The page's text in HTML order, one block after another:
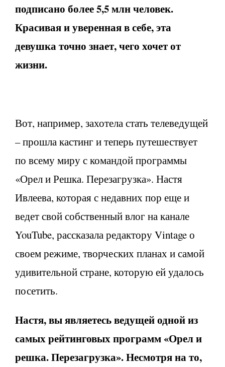
подписано более 5,5 млн человек.
Красивая и уверенная в себе, эта
девушка точно знает, чего хочет от
жизни.
Вот, например, захотела стать телеведущей
– прошла кастинг и теперь путешествует
по всему миру с командой программы
«Орел и Решка. Перезагрузка». Настя
Ивлеева, которая с недавних пор еще и
ведет свой собственный влог на канале
YouTube, рассказала редактору Vintage о
своем режиме, творческих планах и самой
удивительной стране, которую ей удалось
посетить.
Настя, вы являетесь ведущей одной из
самых рейтинговых программ «Орел и
решка. Перезагрузка». Несмотря на то,